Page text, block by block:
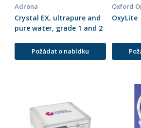
Adrona
Crystal EX, ultrapure and
pure water, grade 1 and 2
Požádat o nabídku
Oxford
OxyLite